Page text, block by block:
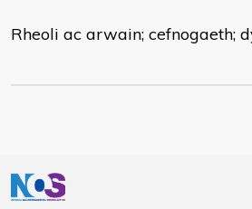
Rheoli ac arwain; cefnogaeth;